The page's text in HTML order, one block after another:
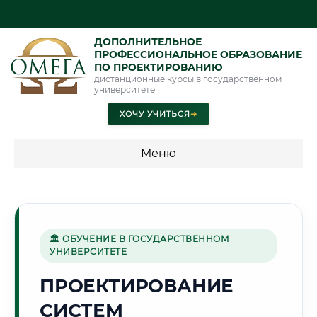
ДОПОЛНИТЕЛЬНОЕ
ПРОФЕССИОНАЛЬНОЕ ОБРАЗОВАНИЕ
ПО ПРОЕКТИРОВАНИЮ
дистанционные курсы в государственном
университете
ХОЧУ УЧИТЬСЯ➜
Меню
⚔️
🏛 ОБУЧЕНИЕ В ГОСУДАРСТВЕННОМ
УНИВЕРСИТЕТЕ
ПРОЕКТИРОВАНИЕ
СИСТЕМ